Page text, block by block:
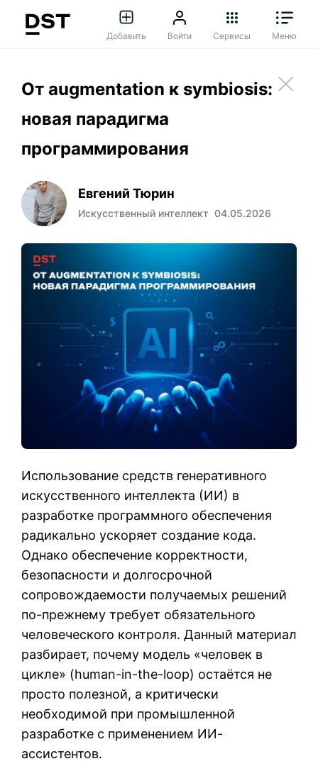
Добавить Войти Сервисы Меню
От augmentation к symbiosis:
новая парадигма
программирования
Евгений Тюрин
Искусственный интеллект 04.05.2026
Использование средств генеративного
искусственного интеллекта (ИИ) в
разработке программного обеспечения
радикально ускоряет создание кода.
Однако обеспечение корректности,
безопасности и долгосрочной
сопровождаемости получаемых решений
по-прежнему требует обязательного
человеческого контроля. Данный материал
разбирает, почему модель «человек в
цикле» (human-in-the-loop) остаётся не
просто полезной, а критически
необходимой при промышленной
разработке с применением ИИ-
ассистентов.